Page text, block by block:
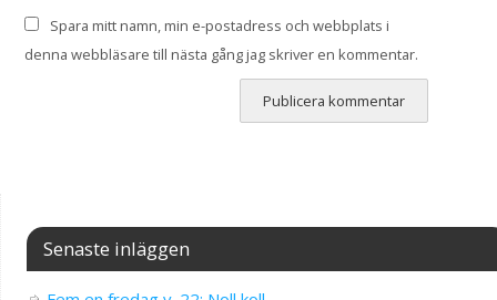
Spara mitt namn, min e-postadress och webbplats i
denna webbläsare till nästa gång jag skriver en kommentar.
Senaste inläggen